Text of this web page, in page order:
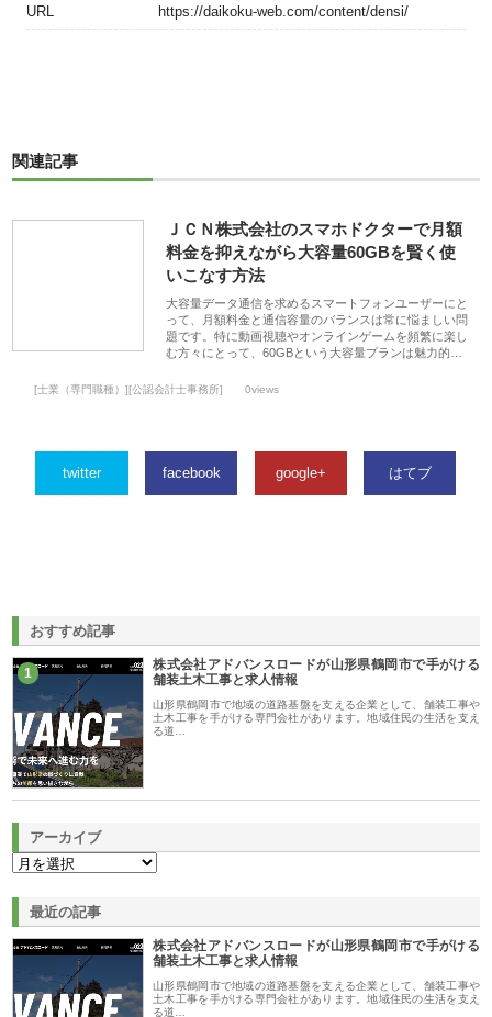
URL https://daikoku-web.com/content/densi/
関連記事
ＪＣＮ株式会社のスマホドクターで月額
料金を抑えながら大容量60GBを賢く使
いこなす方法
大容量データ通信を求めるスマートフォンユーザーにと
って、月額料金と通信容量のバランスは常に悩ましい問
題です。特に動画視聴やオンラインゲームを頻繁に楽し
む方々にとって、60GBという大容量プランは魅力的…
[士業（専門職種）][公認会計士事務所] 0views
twitter facebook google+ はてブ
おすすめ記事
1
株式会社アドバンスロードが山形県鶴岡市で手がける
舗装土木工事と求人情報
山形県鶴岡市で地域の道路基盤を支える企業として、舗装工事や
土木工事を手がける専門会社があります。地域住民の生活を支え
る道…
アーカイブ
最近の記事
株式会社アドバンスロードが山形県鶴岡市で手がける
舗装土木工事と求人情報
山形県鶴岡市で地域の道路基盤を支える企業として、舗装工事や
土木工事を手がける専門会社があります。地域住民の生活を支え
る道…